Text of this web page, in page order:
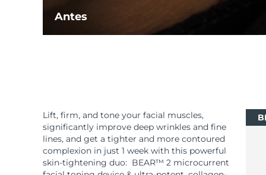
Antes
Lift, firm, and tone your facial muscles,
significantly improve deep wrinkles and fine
lines, and get a tighter and more contoured
complexion in just 1 week with this powerful
skin-tightening duo: BEAR™ 2 microcurrent